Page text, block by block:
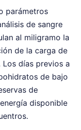
parámetros
de sangre
al miligramo la
de la carga de
días previos a
de bajo
de
disponible